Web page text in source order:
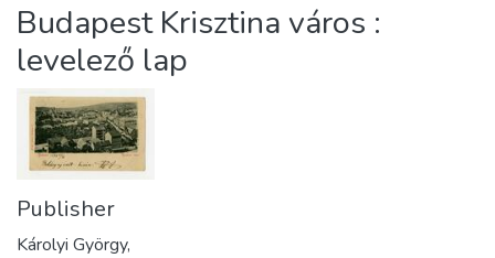
Statistics
About us
Budapest Krisztina város :
levelező lap
Publisher
Károlyi György,